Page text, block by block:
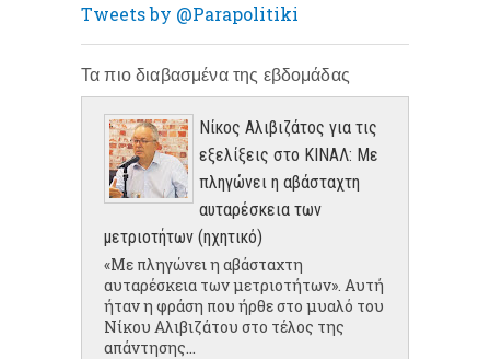
Tweets by @Parapolitiki
Τα πιο διαβασμένα της εβδομάδας
Νίκος Αλιβιζάτος για τις
εξελίξεις στο ΚΙΝΑΛ: Με
πληγώνει η αβάσταχτη
αυταρέσκεια των
μετριοτήτων (ηχητικό)
«Με πληγώνει η αβάσταχτη
αυταρέσκεια των μετριοτήτων». Αυτή
ήταν η φράση που ήρθε στο μυαλό του
Νίκου Αλιβιζάτου στο τέλος της
απάντησης...